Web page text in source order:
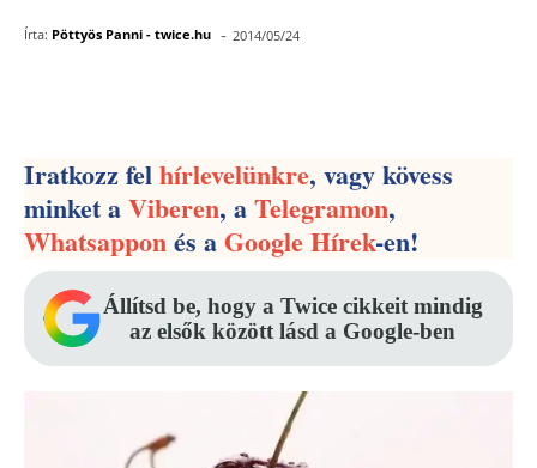
Írta: Pöttyös Panni - twice.hu - 2014/05/24
Iratkozz felhírlevelünkre, vagy kövess
minket aViberen, aTelegramon,
Whatsapponés aGoogle Hírek-en!
Állítsd be, hogy a Twice cikkeit mindig
az elsők között lásd a Google-ben